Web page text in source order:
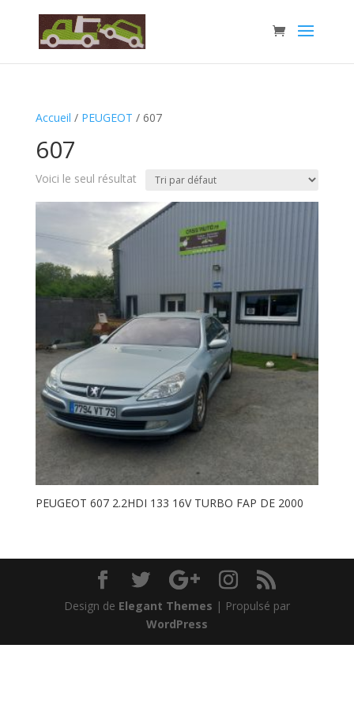
Accueil / PEUGEOT / 607
607
Voici le seul résultat
PEUGEOT 607 2.2HDI 133 16V TURBO FAP DE 2000
Design de Elegant Themes | Propulsé par
WordPress